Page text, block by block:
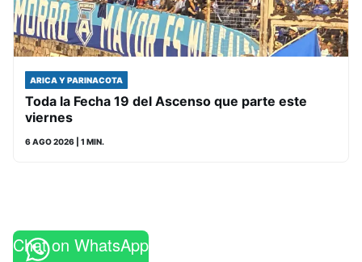
ARICA Y PARINACOTA
Toda la Fecha 19 del Ascenso que parte este
viernes
6 AGO 2026 | 1 MIN.
Chat on WhatsApp